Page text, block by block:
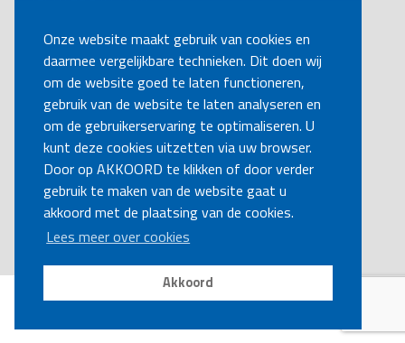
Onze website maakt gebruik van cookies en
daarmee vergelijkbare technieken. Dit doen wij
om de website goed te laten functioneren,
gebruik van de website te laten analyseren en
om de gebruikerservaring te optimaliseren. U
kunt deze cookies uitzetten via uw browser.
Door op AKKOORD te klikken of door verder
gebruik te maken van de website gaat u
akkoord met de plaatsing van de cookies.
Lees meer over cookies
Akkoord
Kvk nummer: 37140121
VOLG ONS
BEL MIJ TERUG
MAAK EEN AFSPRAAK
Disclaimer|Privacy|Cookies